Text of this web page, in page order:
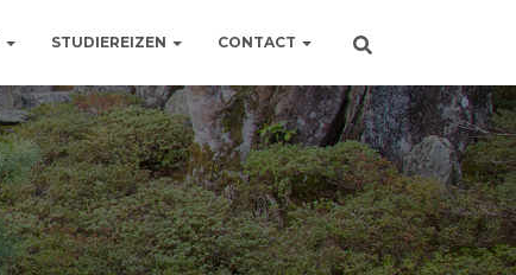
STUDIEREIZEN CONTACT